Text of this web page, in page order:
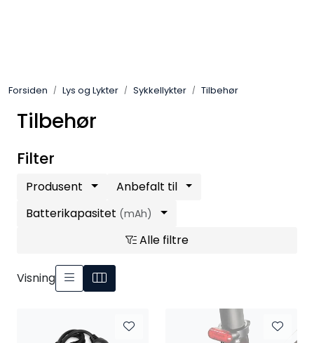
Forsiden Lys og Lykter Sykkellykter Tilbehør
Tilbehør
Filter
Produsent
Anbefalt til
Batterikapasitet (mAh)
Alle filtre
Visning
Bekledning
Beskyttelsesutstyr
Kampanjer